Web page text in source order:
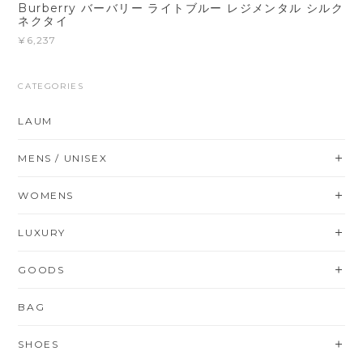
Burberry バーバリー ライトブルー レジメンタル シルク
ネクタイ
¥6,237
CATEGORIES
LAUM
MENS / UNISEX
WOMENS
LUXURY
GOODS
BAG
SHOES